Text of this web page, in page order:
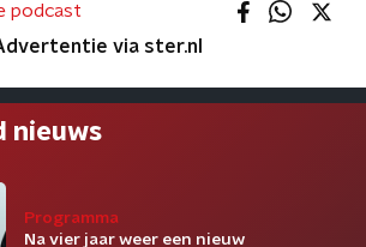
podcast
via ster.nl
nieuws
Programma
Na vier jaar weer een nieuw